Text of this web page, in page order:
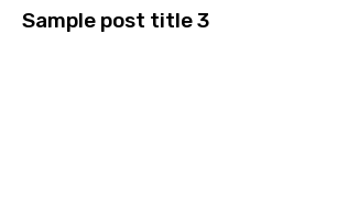
Sample post title 3